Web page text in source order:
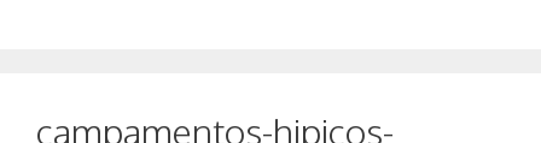
campamentos-hipicos-